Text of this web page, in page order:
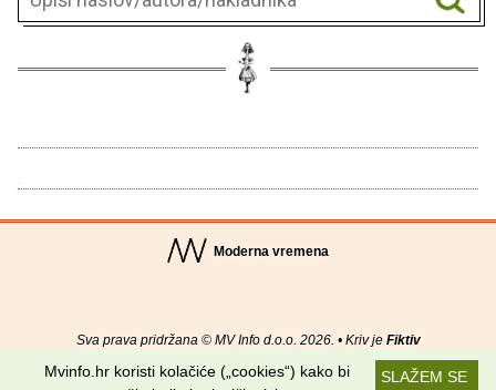
Moderna vremena
Sva prava pridržana © MV Info d.o.o. 2026. • Kriv je Fiktiv
Uvjeti korištenja RSS kanaliSLAŽEM SE
Mvinfo.hr koristi kolačiće („cookies“) kako bi